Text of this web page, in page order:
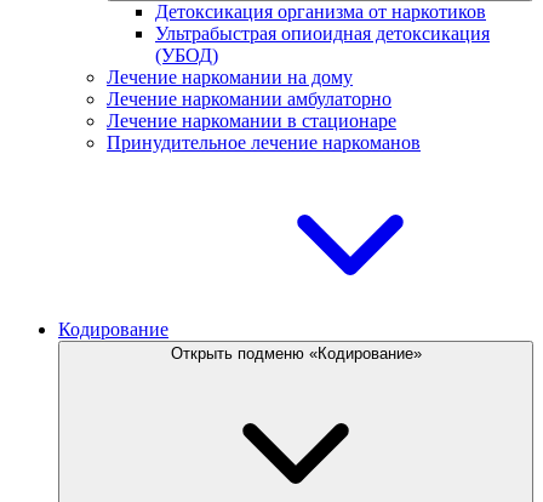
Детоксикация организма от наркотиков
Ультрабыстрая опиоидная детоксикация
(УБОД)
Лечение наркомании на дому
Лечение наркомании амбулаторно
Лечение наркомании в стационаре
Принудительное лечение наркоманов
Кодирование
Открыть подменю «Кодирование»